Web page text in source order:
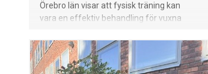
Örebro län visar att fysisk träning kan
vara en effektiv behandling för vuxna
ett 12 veckor långt träningsprogram inom
psykiatrin fick minskade symtom, bättre
sömn, ökad livskvalitet och en starkare